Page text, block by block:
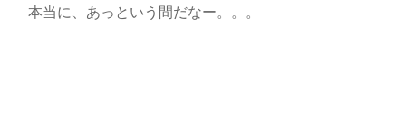
本当に、あっという間だなー。。。